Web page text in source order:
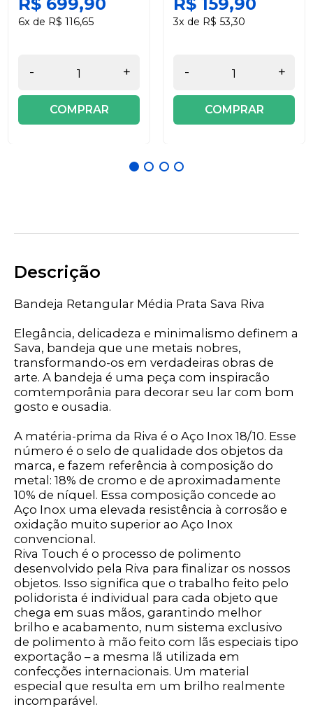
6x de R$ 116,65
- +
COMPRAR
3x de R$ 53,30
- +
COMPRAR
Descrição
Bandeja Retangular Média Prata Sava Riva
Elegância, delicadeza e minimalismo definem a
Sava, bandeja que une metais nobres,
transformando-os em verdadeiras obras de
arte. A bandeja é uma peça com inspiracão
comtemporânia para decorar seu lar com bom
gosto e ousadia.
A matéria-prima da Riva é o Aço Inox 18/10. Esse
número é o selo de qualidade dos objetos da
marca, e fazem referência à composição do
metal: 18% de cromo e de aproximadamente
10% de níquel. Essa composição concede ao
Aço Inox uma elevada resistência à corrosão e
oxidação muito superior ao Aço Inox
convencional.
Riva Touch é o processo de polimento
desenvolvido pela Riva para finalizar os nossos
objetos. Isso significa que o trabalho feito pelo
polidorista é individual para cada objeto que
chega em suas mãos, garantindo melhor
brilho e acabamento, num sistema exclusivo
de polimento à mão feito com lãs especiais tipo
exportação – a mesma lã utilizada em
confecções internacionais. Um material
especial que resulta em um brilho realmente
incomparável.